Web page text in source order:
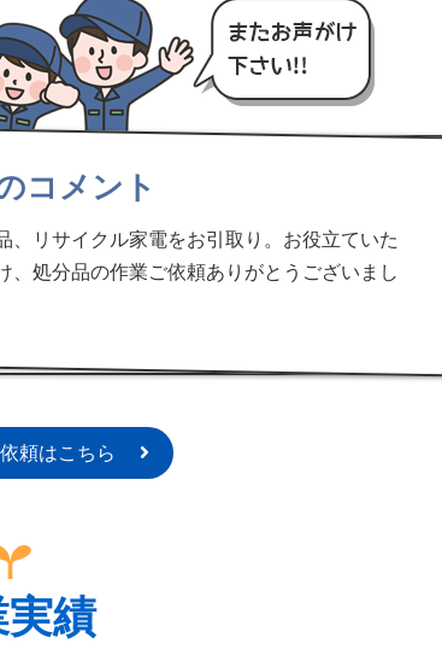
コメント
リサイクル家電をお引取り。お役立ていた
、処分品の作業ご依頼ありがとうございまし
頼はこちら
績